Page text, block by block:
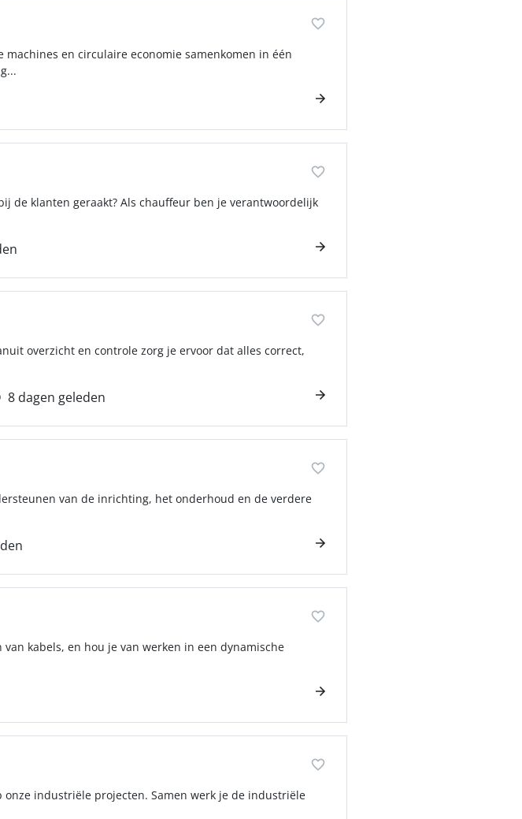
en circulaire economie samenkomen in één
de klanten geraakt? Als chauffeur ben je verantwoordelijk
overzicht en controle zorg je ervoor dat alles correct,
8 dagen geleden
van de inrichting, het onderhoud en de verdere
kabels, en hou je van werken in een dynamische
industriële projecten. Samen werk je de industriële